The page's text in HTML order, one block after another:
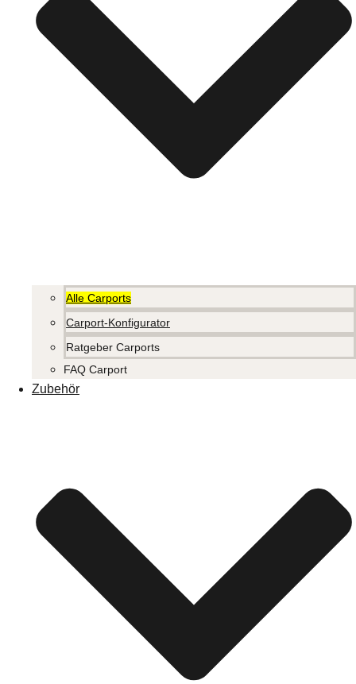
Alle Carports
Carport-Konfigurator
Ratgeber Carports
FAQ Carport
Zubehör